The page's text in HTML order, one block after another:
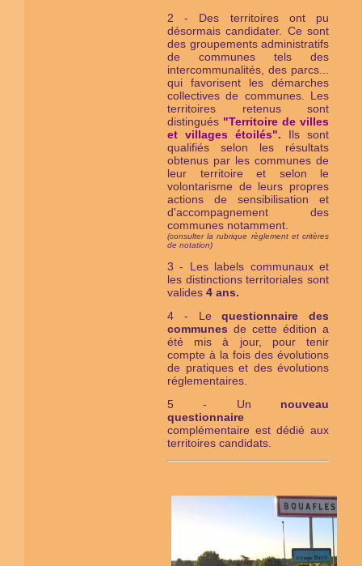
2 - Des territoires ont pu
désormais candidater. Ce sont
des groupements administratifs
de communes tels des
intercommunalités, des parcs...
qui favorisent les démarches
collectives de communes. Les
territoires retenus sont
distingués "Territoire de villes
et villages étoilés". Ils sont
qualifiés selon les résultats
obtenus par les communes de
leur territoire et selon le
volontarisme de leurs propres
actions de sensibilisation et
d'accompagnement des
communes notamment.
(consulter la rubrique règlement et critères
de notation)
3 - Les labels communaux et
les distinctions territoriales sont
valides 4 ans.
4 - Lequestionnaire des
communes de cette édition a
été mis à jour, pour tenir
compte à la fois des évolutions
de pratiques et des évolutions
réglementaires.
5 - Un nouveau
questionnaire
complémentaire est dédié aux
territoires candidats.